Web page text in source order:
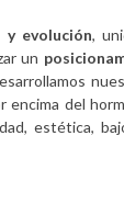
y evolución,
un
del
estética,